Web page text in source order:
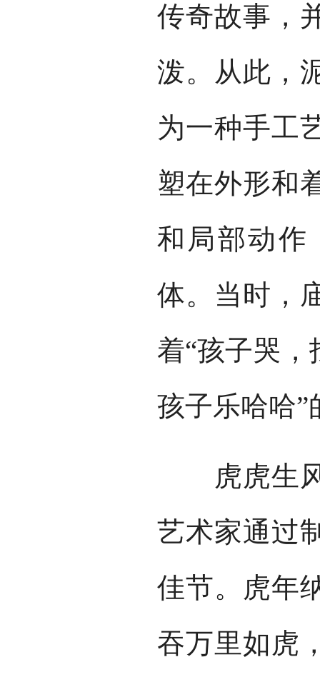
传奇故事，
泼。从此，
为一种手工
塑在外形和
和局部动作
体。当时，
着“孩子哭
孩子乐哈哈”
虎虎生风
艺术家通过
佳节。虎年
吞万里如虎